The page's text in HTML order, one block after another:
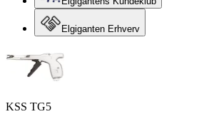
Elgiganten Erhverv
KSS TG5